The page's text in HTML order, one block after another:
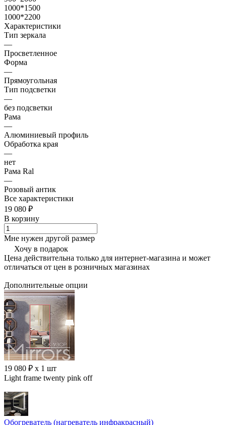
1000*1500
1000*2200
Характеристики
Тип зеркала
—
Просветленное
Форма
—
Прямоугольная
Тип подсветки
—
без подсветки
Рама
—
Алюминиевый профиль
Обработка края
—
нет
Рама Ral
—
Розовый антик
Все характеристики
19 080 ₽
В корзину
Мне нужен другой размер
Хочу в подарок
Цена действительна только для интернет-магазина и может
отличаться от цен в розничных магазинах
Дополнительные опции
19 080 ₽ x 1 шт
Light frame twenty pink off
Обогреватель (нагреватель инфракрасный)